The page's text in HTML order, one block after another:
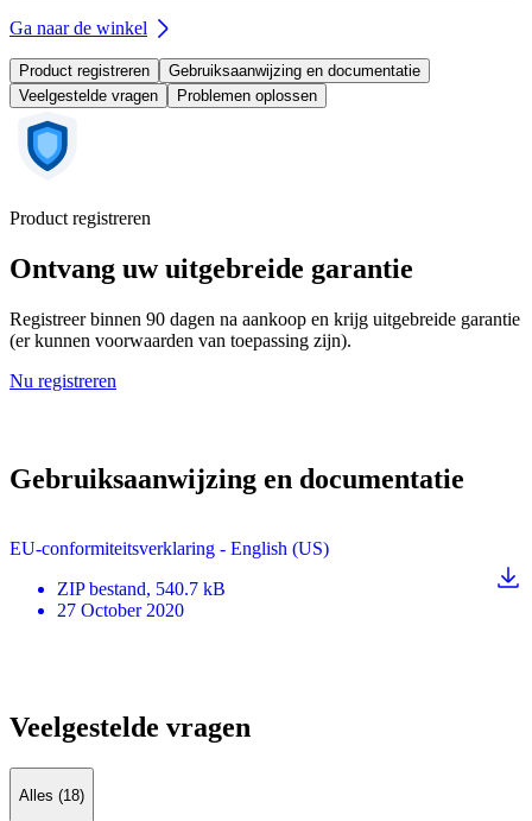
Ga naar de winkel
Product registreren
Gebruiksaanwijzing en documentatie
Veelgestelde vragen
Problemen oplossen
Product registreren
Ontvang uw uitgebreide garantie
Registreer binnen 90 dagen na aankoop en krijg uitgebreide garantie
(er kunnen voorwaarden van toepassing zijn).
Nu registreren
Gebruiksaanwijzing en documentatie
EU-conformiteitsverklaring - English (US)
ZIP bestand, 540.7 kB
27 October 2020
Veelgestelde vragen
Alles (18)